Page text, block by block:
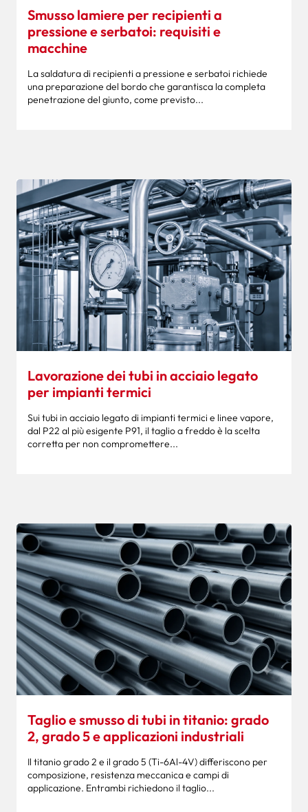
Smusso lamiere per recipienti a
pressione e serbatoi: requisiti e
macchine
La saldatura di recipienti a pressione e serbatoi richiede
una preparazione del bordo che garantisca la completa
penetrazione del giunto, come previsto...
Lavorazione dei tubi in acciaio legato
per impianti termici
Sui tubi in acciaio legato di impianti termici e linee vapore,
dal P22 al più esigente P91, il taglio a freddo è la scelta
corretta per non compromettere...
Taglio e smusso di tubi in titanio: grado
2, grado 5 e applicazioni industriali
Il titanio grado 2 e il grado 5 (Ti-6Al-4V) differiscono per
composizione, resistenza meccanica e campi di
applicazione. Entrambi richiedono il taglio...